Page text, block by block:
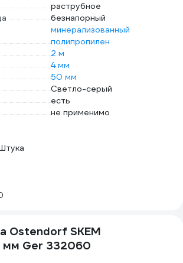
раструбное
безнапорный
минерализованный
полипропилен
2 м
4 мм
50 мм
Светло-серый
есть
не применимо
Ostendorf SKEM
Ger 332060